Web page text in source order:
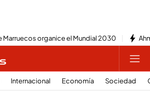
Marruecos organice el Mundial 2030
Internacional Economía Sociedad